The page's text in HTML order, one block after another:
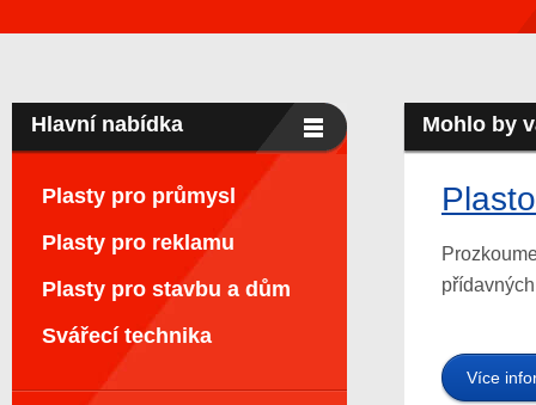
Hlavní nabídka
Plasty pro průmysl
Plasty pro reklamu
Plasty pro stavbu a dům
Svářecí technika
Mohlo by
Více